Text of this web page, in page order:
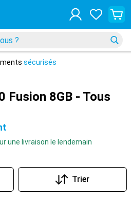
sécurisés
Fusion 8GB - Tous
une livraison le lendemain
Trier